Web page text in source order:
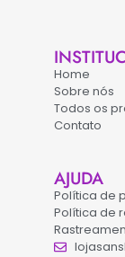
Home
Sobre nós
Todos os
Contato
AJUDA
Política de
Política de